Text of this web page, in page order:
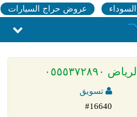
السوداء عروض حراج السيارات
تسويق
#16640